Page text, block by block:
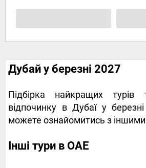
Дубай у березні 2027
Підбірка найкращих турів
відпочинку в Дубаї у
можете ознайомитись з
Інші тури в ОАЕ